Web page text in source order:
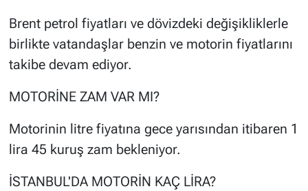
Brent petrol fiyatları ve dövizdeki değişikliklerle
birlikte vatandaşlar benzin ve motorin fiyatlarını
takibe devam ediyor.
MOTORİNE ZAM VAR MI?
Motorinin litre fiyatına gece yarısından itibaren 1
lira 45 kuruş zam bekleniyor.
İSTANBUL'DA MOTORİN KAÇ LİRA?